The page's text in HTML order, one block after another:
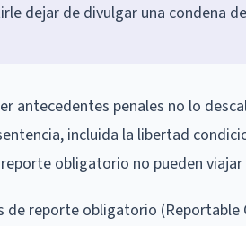
dejar de divulgar una condena
antecedentes penales no lo
incluida la libertad
obligatorio no pueden
de reporte obligatorio